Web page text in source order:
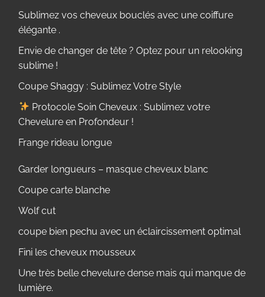
Sublimez vos cheveux bouclés avec une coiffure
élégante .
Envie de changer de tête ? Optez pour un relooking
sublime !
Coupe Shaggy : Sublimez Votre Style
Protocole Soin Cheveux : Sublimez votre
Chevelure en Profondeur !
Frange rideau longue
Garder longueurs – masque cheveux blanc
Coupe carte blanche
Wolf cut
coupe bien pechu avec un éclaircissement optimal
Fini les cheveux mousseux
Une très belle chevelure dense mais qui manque de
lumière.